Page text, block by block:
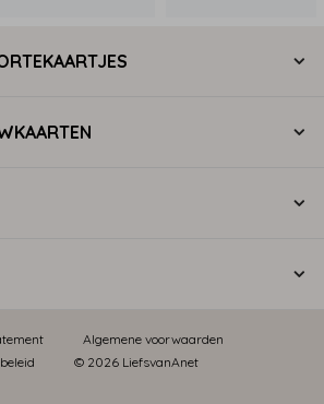
Algemene voorwaarden
© 2026 LiefsvanAnet